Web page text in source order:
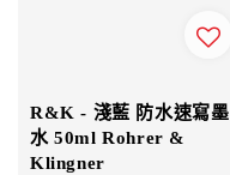
R&K - 淺藍 防水速寫墨
水 50ml Rohrer &
Klingner